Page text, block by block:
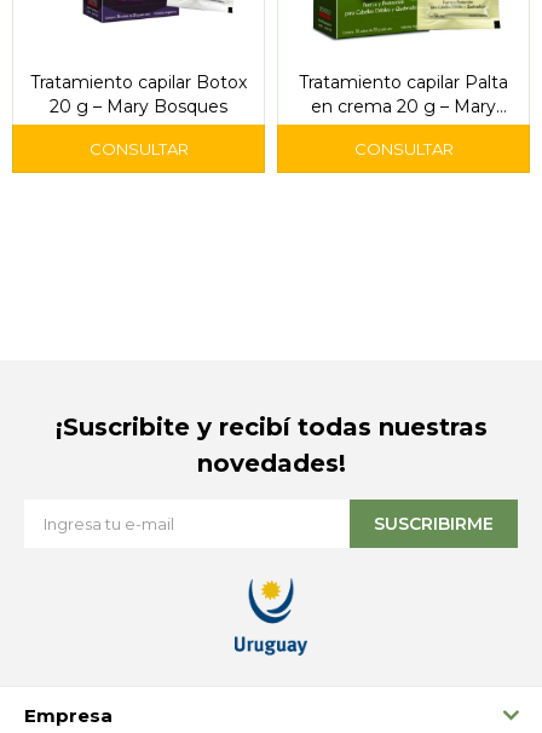
Tratamiento capilar Botox
20 g – Mary Bosques
Tratamiento capilar Palta
en crema 20 g – Mary
Bosques
Empresa
¡Suscribite y recibí todas nuestras
novedades!
SUSCRIBIRME